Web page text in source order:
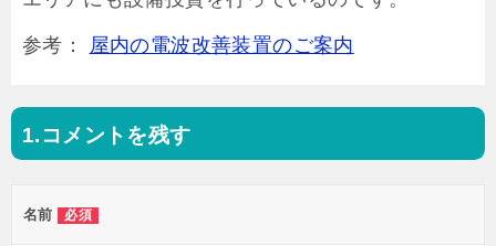
参考： 屋内の電波改善装置のご案内
投
コメントを残す
名前 必須